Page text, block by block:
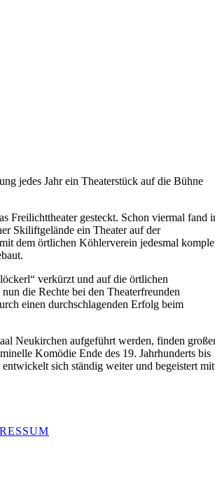
jedes Jahr ein Theaterstück auf die Bühne
Freilichttheater gesteckt. Schon viermal fand
Skiliftgelände ein Theater auf der
dem örtlichen Köhlerverein jedesmal
verkürzt und auf die örtlichen
die Rechte bei den Theaterfreunden
einen durchschlagenden Erfolg beim
Neukirchen aufgeführt werden, finden
Komödie Ende des 19. Jahrhunderts bis
sich ständig weiter und begeistert mit